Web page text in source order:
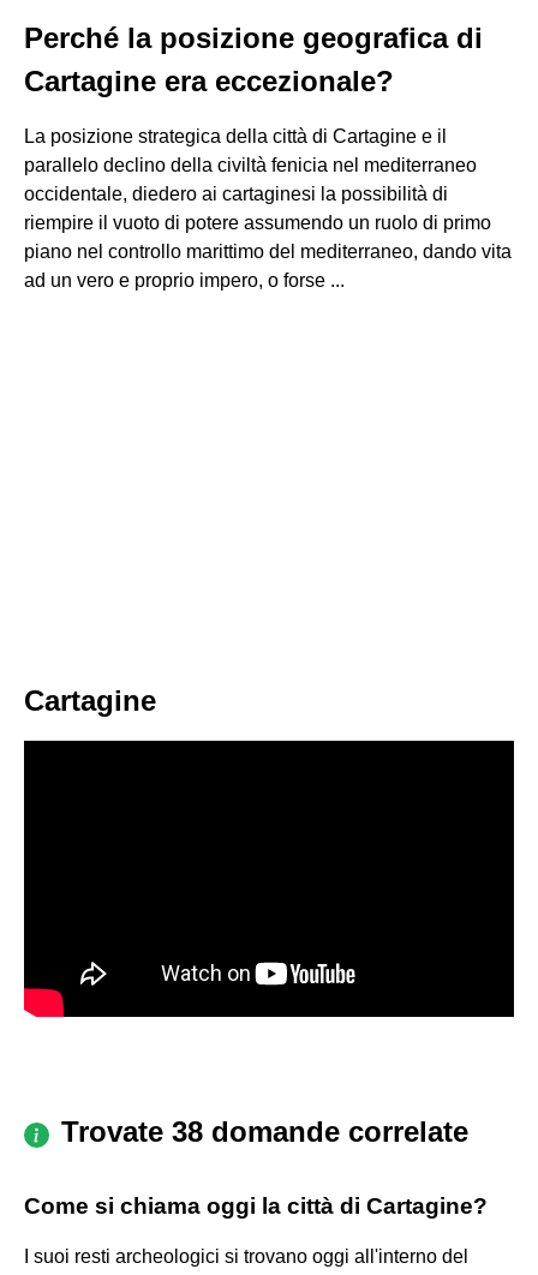
Perché la posizione geografica di
Cartagine era eccezionale?
La posizione strategica della città di Cartagine e il
parallelo declino della civiltà fenicia nel mediterraneo
occidentale, diedero ai cartaginesi la possibilità di
riempire il vuoto di potere assumendo un ruolo di primo
piano nel controllo marittimo del mediterraneo, dando vita
ad un vero e proprio impero, o forse ...
Cartagine
Trovate 38 domande correlate
Come si chiama oggi la città di Cartagine?
I suoi resti archeologici si trovano oggi all'interno del